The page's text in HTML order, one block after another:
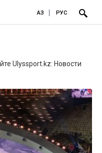
ҚАЗ РУС
Ulyssport.kz: Новости